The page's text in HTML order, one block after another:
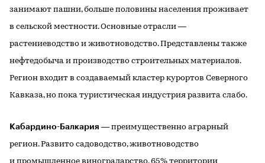
занимают пашни, больше половины населения проживает
в сельской местности. Основные отрасли —
растениеводство и животноводство. Представлены также
нефтедобыча и производство строительных материалов.
Регион входит в создаваемый кластер курортов Северного
Кавказа, но пока туристическая индустрия развита слабо.
Кабардино-Балкария — преимущественно аграрный
регион. Развито садоводство, животноводство